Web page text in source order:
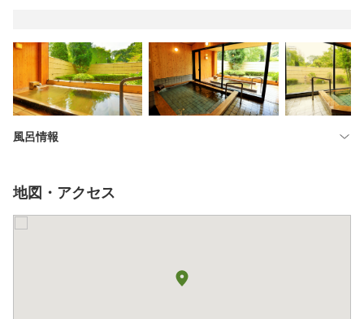
風呂情報
地図・アクセス